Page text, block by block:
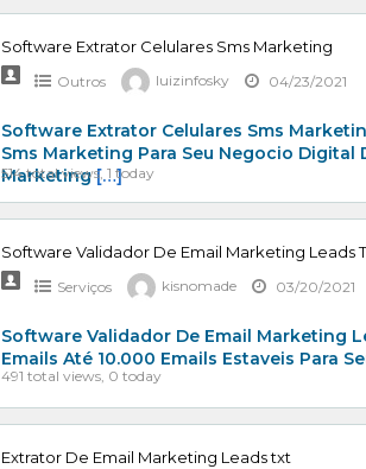
Software Extrator Celulares Sms Marketing
Outros luizinfosky 04/23/2021
Software Extrator Celulares Sms
Sms Marketing Para Seu Negocio
Marketing[…]
514 total views, 1 today
Software Validador De Email Marketing Leads
Serviços kisnomade 03/20/2021
Software Validador De Email Marketing
Emails Até 10.000 Emails Estaveis Para
491 total views, 0 today
Extrator De Email Marketing Leads txt